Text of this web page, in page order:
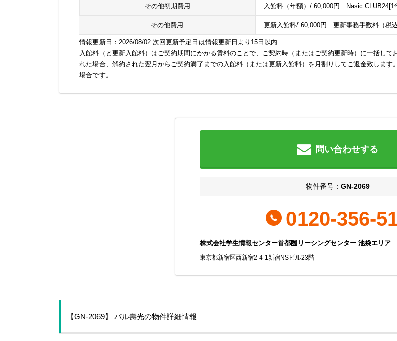
その他初期費用 入館料（年額）/ 60,000円 Nasic
その他費用 更新入館料/ 60,000円 更新事務手数料（税
情報更新日：2026/08/02 次回更新予定日は情報更新日より15日以内
入館料（と更新入館料）はご契約期間にかかる賃料のことで、ご契約時（またはご契約更新時）に一括し
れた場合、解約された翌月からご契約満了までの入館料（または更新入館料）を月割りしてご返金致しま
場合です。
問い合わせする
物件番号： GN-2069
0120-356-
株式会社学生情報センター首都圏リーシングセンター 池袋エリア
東京都新宿区西新宿2-4-1新宿NSビル23階
【GN-2069】 パル壽光の物件詳細情報